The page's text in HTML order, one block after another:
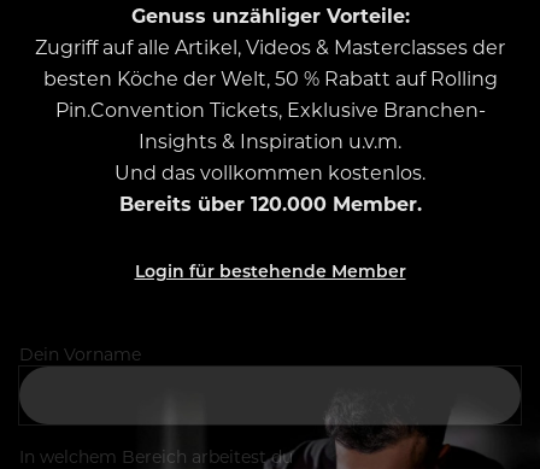
Genuss unzähliger Vorteile:
Zugriff auf alle Artikel, Videos & Masterclasses der
besten Köche der Welt, 50 % Rabatt auf Rolling
Pin.Convention Tickets, Exklusive Branchen-
Insights & Inspiration u.v.m.
Und das vollkommen kostenlos.
Bereits über 120.000 Member.
Login für bestehende Member
Dein Vorname
In welchem Bereich arbeitest du